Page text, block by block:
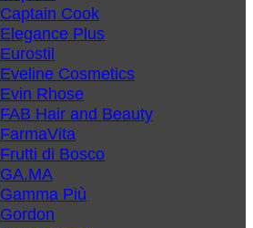
Captain Cook
Elegance Plus
Eurostil
Eveline Cosmetics
Evin Rhose
FAB Hair and Beauty
FarmaVita
Frutti di Bosco
GA.MA
Gamma Più
Gordon